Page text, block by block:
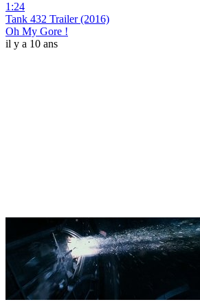
1:24
Tank 432 Trailer (2016)
Oh My Gore !
il y a 10 ans